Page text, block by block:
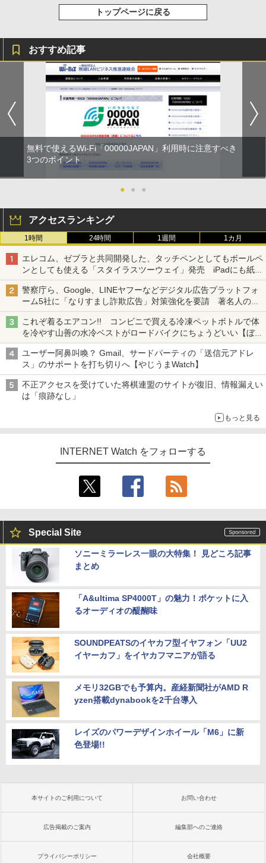
トップページに戻る
おすすめ記事
無料で使えるWi-Fi「00000JAPAN」利用時に注意すべき
3つのポイント
● ● ●
アクセスランキング
1時間 24時間 1週間 1カ月
エレコム、ゼブラと共同開発した、タッチペンとしてもボールペ
ンとしても使える「スタイラスツーウェイ」発売 iPadにも紙に
も、持ち替えずに書き込める
警察庁ら、Google、LINEヤフーなどデジタル広告プラットフォ
ーム5社に「なりすまし詐欺広告」対策強化を要請 著名人の写
真や映像を使った投資詐欺などへの対策として
これぞ着るエアコン!! コンビニで買える冷凍ペットボトルで体
を冷やす山善の水冷ベストがロードバイクにちょうどいい【ぼっ
ち・ざ・ろーど！その14】【空いた時間でなにしてる？】
ユーザー阿鼻叫喚？ Gmail、サードパーティの「送信元アドレ
ス」のサポートを打ち切りへ【やじうまWatch】
不正アクセスを受けていた将棋連盟のサイトが復旧、情報漏えい
は「痕跡なし」
もっと見る
INTERNET Watch をフォローする
Special Site
ソニーミラーレス一眼の大特集！ 見どころ記事
まとめ
「A&ultima SP4000T」の魅力！ポケットに入
るオーディオの醍醐味
SOUNDPEATSのイヤカフ型イヤフォン「UU2
イヤーカフ」をイヤカフマニアが語る
メモリ32GBでも予算内。産経新聞社がAMD R
yzen搭載dynabookを2千台導入
レイズのパワーデザインホイール「M6」に新
色登場!!
本サイトのご利用について お問い合わせ
広告掲載のご案内 編集部へのご連絡
プライバシーポリシー 会社概要